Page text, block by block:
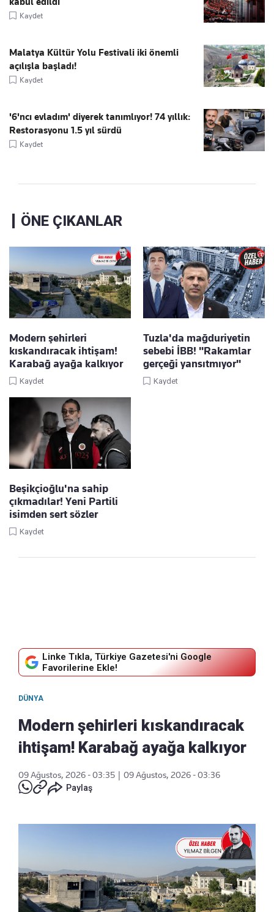
Kaydet
Malatya Kültür Yolu Festivali iki önemli
açılışla başladı!
Kaydet
'6'ncı evladım' diyerek tanımlıyor! 74 yıllık:
Restorasyonu 1.5 yıl sürdü
Kaydet
ÖNE ÇIKANLAR
Modern şehirleri
kıskandıracak ihtişam!
Karabağ ayağa kalkıyor
Kaydet
Tuzla'da mağduriyetin
sebebi İBB! "Rakamlar
gerçeği yansıtmıyor"
Kaydet
Beşikçioğlu'na sahip
çıkmadılar! Yeni Partili
isimden sert sözler
Kaydet
Linke Tıkla, Türkiye Gazetesi'ni Google
Favorilerine Ekle!
DÜNYA
Modern şehirleri kıskandıracak
ihtişam! Karabağ ayağa kalkıyor
09 Ağustos, 2026 - 03:35
09 Ağustos, 2026 - 03:36
Paylaş